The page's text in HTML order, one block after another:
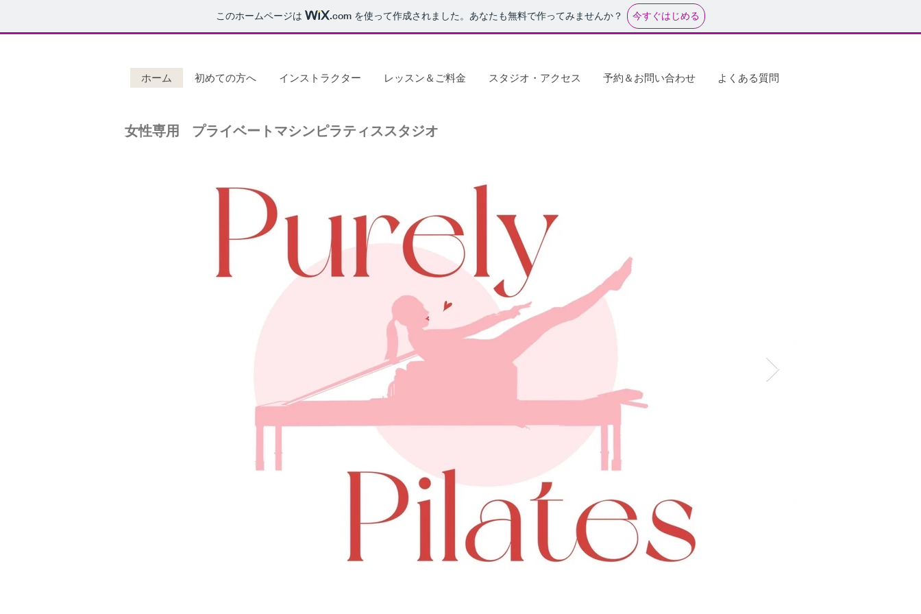
このホームページは .com を使って作成されました。あなたも無料で作ってみませんか？ 今すぐはじめる
ホーム 初めての方へ インストラクター レッスン＆ご料金 スタジオ・アクセス 予約＆お問い合わせ よくある質問
女性専用 プライベートマシンピラティススタジオ